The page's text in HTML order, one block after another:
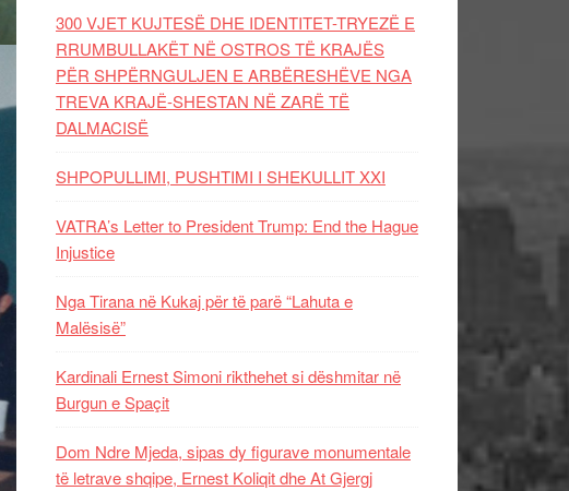
300 VJET KUJTESË DHE IDENTITET-TRYEZË E
RRUMBULLAKËT NË OSTROS TË KRAJËS
PËR SHPËRNGULJEN E ARBËRESHËVE NGA
TREVA KRAJË-SHESTAN NË ZARË TË
DALMACISË
SHPOPULLIMI, PUSHTIMI I SHEKULLIT XXI
VATRA’s Letter to President Trump: End the Hague
Injustice
Nga Tirana në Kukaj për të parë “Lahuta e
Malësisë”
Kardinali Ernest Simoni rikthehet si dëshmitar në
Burgun e Spaçit
Dom Ndre Mjeda, sipas dy figurave monumentale
të letrave shqipe, Ernest Koliqit dhe At Gjergj